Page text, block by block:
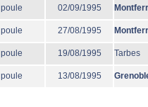
poule 02/09/1995
poule 27/08/1995
poule 19/08/1995 Tarbes
poule 13/08/1995